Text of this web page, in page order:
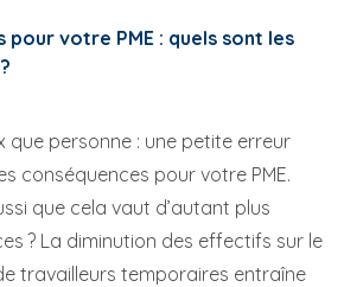
pour votre PME : quels sont les
que personne : une petite erreur
conséquences pour votre PME.
que cela vaut d’autant plus
? La diminution des effectifs sur le
travailleurs temporaires entraîne